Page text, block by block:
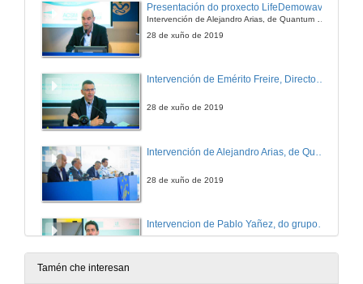
Presentación do proxecto LifeDemowave
Intervención de Alejandro Arias, de Quantum Innovative
28 de xuño de 2019
Intervención de Emérito Freire, Director do Inega
28 de xuño de 2019
28 de xuño de 2019
Intervencion de Pablo Yañez, do grupo CIMA
28 de xuño de 2019
Tamén che interesan